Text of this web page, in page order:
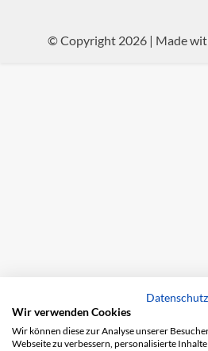
© Copyright 2026 | Made
Wir verwenden Cookies
Wir können diese zur Analyse unserer
Webseite zu verbessern, personalisierte